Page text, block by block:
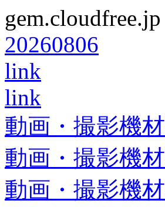
gem.cloudfree.jp
20260806
link
link
動画・撮影機
動画・撮影機
動画・撮影機